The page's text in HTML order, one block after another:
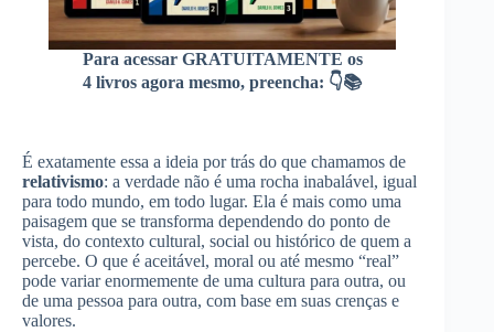
Para acessar GRATUITAMENTE os
4 livros agora mesmo, preencha: 👇📚
É exatamente essa a ideia por trás do que chamamos de
relativismo: a verdade não é uma rocha inabalável, igual
para todo mundo, em todo lugar. Ela é mais como uma
paisagem que se transforma dependendo do ponto de
vista, do contexto cultural, social ou histórico de quem a
percebe. O que é aceitável, moral ou até mesmo “real”
pode variar enormemente de uma cultura para outra, ou
de uma pessoa para outra, com base em suas crenças e
valores.